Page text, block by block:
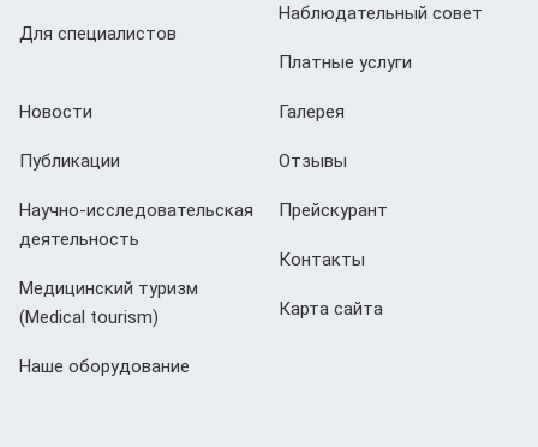
Для специалистов
Наблюдательный совет
Платные услуги
Новости
Публикации
Научно-исследовательская
деятельность
Медицинский туризм
(Мedical tourism)
Наше оборудование
Галерея
Отзывы
Прейскурант
Контакты
Карта сайта